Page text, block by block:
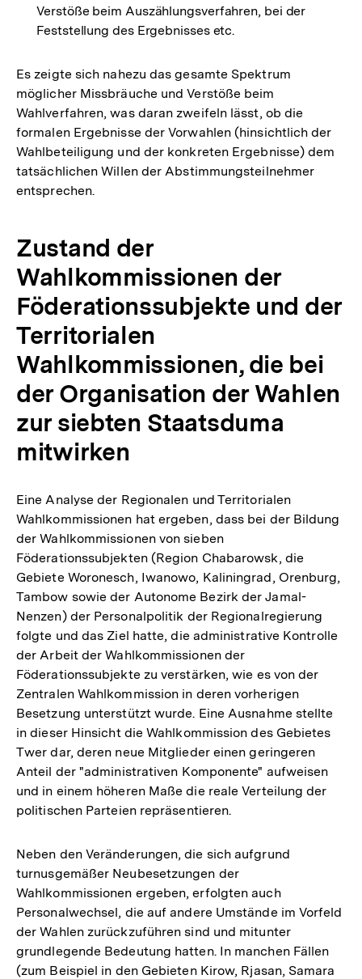
Verstöße beim Auszählungsverfahren, bei der
Feststellung des Ergebnisses etc.
Es zeigte sich nahezu das gesamte Spektrum
möglicher Missbräuche und Verstöße beim
Wahlverfahren, was daran zweifeln lässt, ob die
formalen Ergebnisse der Vorwahlen (hinsichtlich der
Wahlbeteiligung und der konkreten Ergebnisse) dem
tatsächlichen Willen der Abstimmungsteilnehmer
entsprechen.
Zustand der
Wahlkommissionen der
Föderationssubjekte und der
Territorialen
Wahlkommissionen, die bei
der Organisation der Wahlen
zur siebten Staatsduma
mitwirken
Eine Analyse der Regionalen und Territorialen
Wahlkommissionen hat ergeben, dass bei der Bildung
der Wahlkommissionen von sieben
Föderationssubjekten (Region Chabarowsk, die
Gebiete Woronesch, Iwanowo, Kaliningrad, Orenburg,
Tambow sowie der Autonome Bezirk der Jamal-
Nenzen) der Personalpolitik der Regionalregierung
folgte und das Ziel hatte, die administrative Kontrolle
der Arbeit der Wahlkommissionen der
Föderationssubjekte zu verstärken, wie es von der
Zentralen Wahlkommission in deren vorherigen
Besetzung unterstützt wurde. Eine Ausnahme stellte
in dieser Hinsicht die Wahlkommission des Gebietes
Twer dar, deren neue Mitglieder einen geringeren
Anteil der "administrativen Komponente" aufweisen
und in einem höheren Maße die reale Verteilung der
politischen Parteien repräsentieren.
Neben den Veränderungen, die sich aufgrund
turnusgemäßer Neubesetzungen der
Wahlkommissionen ergeben, erfolgten auch
Personalwechsel, die auf andere Umstände im Vorfeld
der Wahlen zurückzuführen sind und mitunter
grundlegende Bedeutung hatten. In manchen Fällen
(zum Beispiel in den Gebieten Kirow, Rjasan, Samara